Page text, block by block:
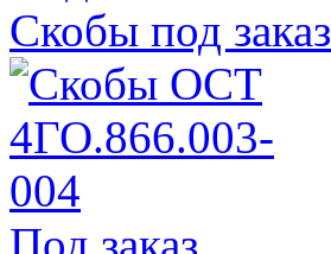
Скобы под заказ